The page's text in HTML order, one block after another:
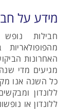
מידע על
חבילות
האחרונות
מגיעים מדי
כל השנה אנו
ללונדון
ללונדון או